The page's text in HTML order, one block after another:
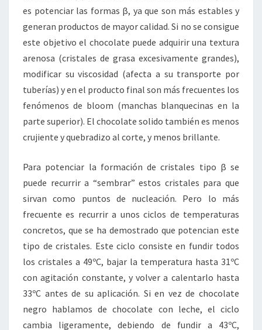
es potenciar las formas β, ya que son más estables y
generan productos de mayor calidad. Si no se consigue
este objetivo el chocolate puede adquirir una textura
arenosa (cristales de grasa excesivamente grandes),
modificar su viscosidad (afecta a su transporte por
tuberías) y en el producto final son más frecuentes los
fenómenos de bloom (manchas blanquecinas en la
parte superior). El chocolate solido también es menos
crujiente y quebradizo al corte, y menos brillante.
Para potenciar la formación de cristales tipo β se
puede recurrir a “sembrar” estos cristales para que
sirvan como puntos de nucleación. Pero lo más
frecuente es recurrir a unos ciclos de temperaturas
concretos, que se ha demostrado que potencian este
tipo de cristales. Este ciclo consiste en fundir todos
los cristales a 49ºC, bajar la temperatura hasta 31ºC
con agitación constante, y volver a calentarlo hasta
33ºC antes de su aplicación. Si en vez de chocolate
negro hablamos de chocolate con leche, el ciclo
cambia ligeramente, debiendo de fundir a 43ºC,